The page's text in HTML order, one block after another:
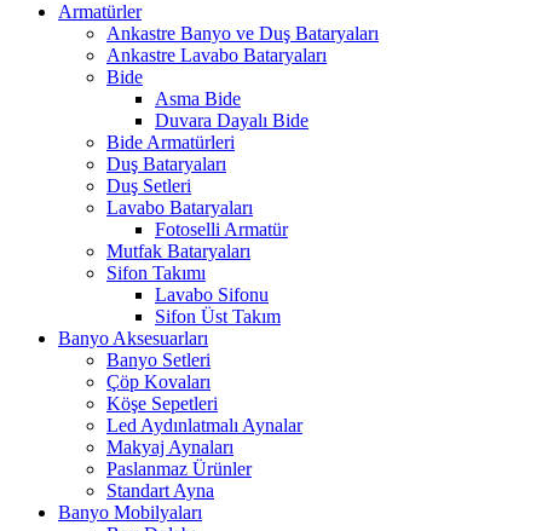
Armatürler
Ankastre Banyo ve Duş Bataryaları
Ankastre Lavabo Bataryaları
Bide
Asma Bide
Duvara Dayalı Bide
Bide Armatürleri
Duş Bataryaları
Duş Setleri
Lavabo Bataryaları
Fotoselli Armatür
Mutfak Bataryaları
Sifon Takımı
Lavabo Sifonu
Sifon Üst Takım
Banyo Aksesuarları
Banyo Setleri
Çöp Kovaları
Köşe Sepetleri
Led Aydınlatmalı Aynalar
Makyaj Aynaları
Paslanmaz Ürünler
Standart Ayna
Banyo Mobilyaları